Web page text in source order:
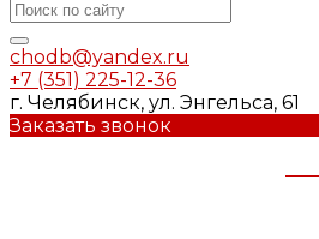
chodb@yandex.ru
+7 (351) 225-12-36
г. Челябинск, ул. Энгельса, 61
Заказать звонок